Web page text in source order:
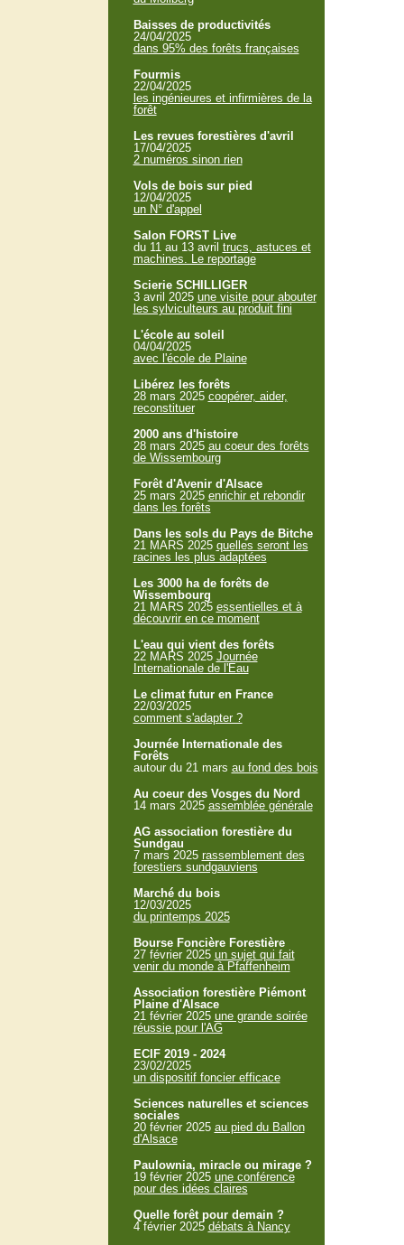
Baisses de productivités
24/04/2025
dans 95% des forêts françaises
Fourmis
22/04/2025
les ingénieures et infirmières de la
forêt
Les revues forestières d'avril
17/04/2025
2 numéros sinon rien
Vols de bois sur pied
12/04/2025
un N° d'appel
Salon FORST Live
du 11 au 13 avril trucs, astuces et
machines. Le reportage
Scierie SCHILLIGER
3 avril 2025 une visite pour abouter
les sylviculteurs au produit fini
L'école au soleil
04/04/2025
avec l'école de Plaine
Libérez les forêts
28 mars 2025 coopérer, aider,
reconstituer
2000 ans d'histoire
28 mars 2025 au coeur des forêts
de Wissembourg
Forêt d'Avenir d'Alsace
25 mars 2025 enrichir et rebondir
dans les forêts
Dans les sols du Pays de Bitche
21 MARS 2025 quelles seront les
racines les plus adaptées
Les 3000 ha de forêts de
Wissembourg
21 MARS 2025 essentielles et à
découvrir en ce moment
L'eau qui vient des forêts
22 MARS 2025 Journée
Internationale de l'Eau
Le climat futur en France
22/03/2025
comment s'adapter ?
Journée Internationale des
Forêts
autour du 21 mars au fond des bois
Au coeur des Vosges du Nord
14 mars 2025 assemblée générale
AG association forestière du
Sundgau
7 mars 2025 rassemblement des
forestiers sundgauviens
Marché du bois
12/03/2025
du printemps 2025
Bourse Foncière Forestière
27 février 2025 un sujet qui fait
venir du monde à Pfaffenheim
Association forestière Piémont
Plaine d'Alsace
21 février 2025 une grande soirée
réussie pour l'AG
ECIF 2019 - 2024
23/02/2025
un dispositif foncier efficace
Sciences naturelles et sciences
sociales
20 février 2025 au pied du Ballon
d'Alsace
Paulownia, miracle ou mirage ?
19 février 2025 une conférence
pour des idées claires
Quelle forêt pour demain ?
4 février 2025 débats à Nancy